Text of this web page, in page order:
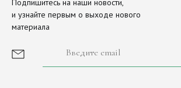
Подпишитесь на наши новости,
и узнайте первым о выходе нового
материала
О Фонде
История фонда